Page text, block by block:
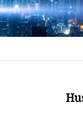
Parker
Para bomba de
externa Atos
Para bomba de